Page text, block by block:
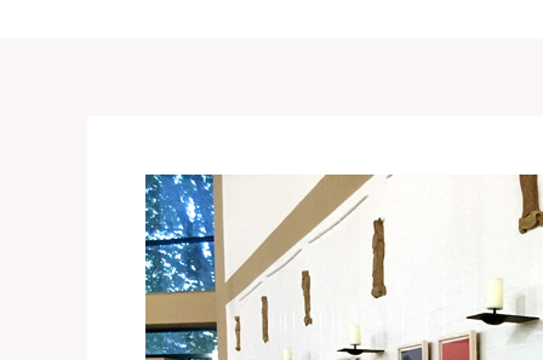
Ausstellung
in
der
Sankt
Michael
Kirche,